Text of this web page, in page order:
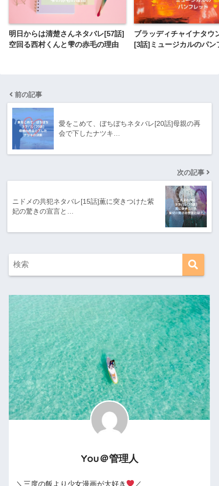
明日からは清楚さんネタバレ[57話]
空回る西村くんと雫の赤毛の理由
ブラッディチャイナタウ
[3話]ミュージカルのパン
前の記事
愛をこめて、ぼちぼちネタバレ[20話]母親の再
会で下したナツキ…
次の記事
ニドメの共犯ネタバレ[15話]薫に突きつけた紫
妃の驚きの宣言と…
You＠管理人
＼三度の飯より少女漫画が大好き ／